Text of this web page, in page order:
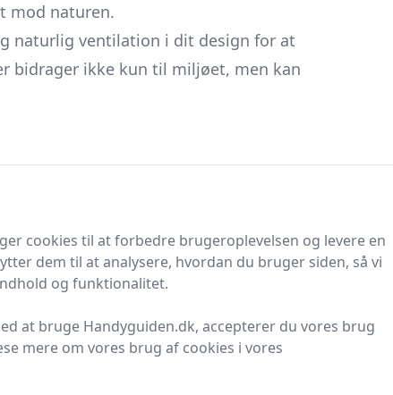
mod naturen.
naturlig ventilation i dit design for at
bidrager ikke kun til miljøet, men kan
i designet, som gør det muligt
særligt nyttigt, hvis dine behov ændrer
forbliver relevant og funktionelt i
af ekstra værelser til at skabe udendørs
et personligt fristed, der afspejler
minimalistisk design eller en
cookies til at forbedre brugeroplevelsen og levere en
dem til at analysere, hvordan du bruger siden, så vi
og funktionalitet.
at bruge Handyguiden.dk, accepterer du vores brug
mere om vores brug af cookies i vores